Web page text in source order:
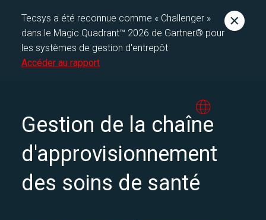
Tecsys a été reconnue comme « Challenger »
dans le Magic Quadrant™ 2026 de Gartner® pour
les systèmes de gestion d'entrepôt
Accéder au rapport
Gestion de la chaîne
d'approvisionnement
des soins de santé